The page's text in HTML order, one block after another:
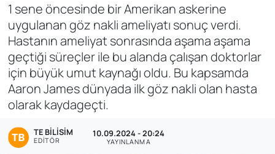
1 sene öncesinde bir Amerikan askerine
uygulanan göz nakli ameliyatı sonuç verdi.
Hastanın ameliyat sonrasında aşama aşama
geçtiği süreçler ile bu alanda çalışan doktorlar
için büyük umut kaynağı oldu. Bu kapsamda
Aaron James dünyada ilk göz nakli olan hasta
olarak kaydageçti.
TE BILISIM
EDITÖR
10.09.2024 - 20:24
YAYINLANMA
Bölge
Dünya
Ekonomi
Genel
Gündem
Haber Arşivi